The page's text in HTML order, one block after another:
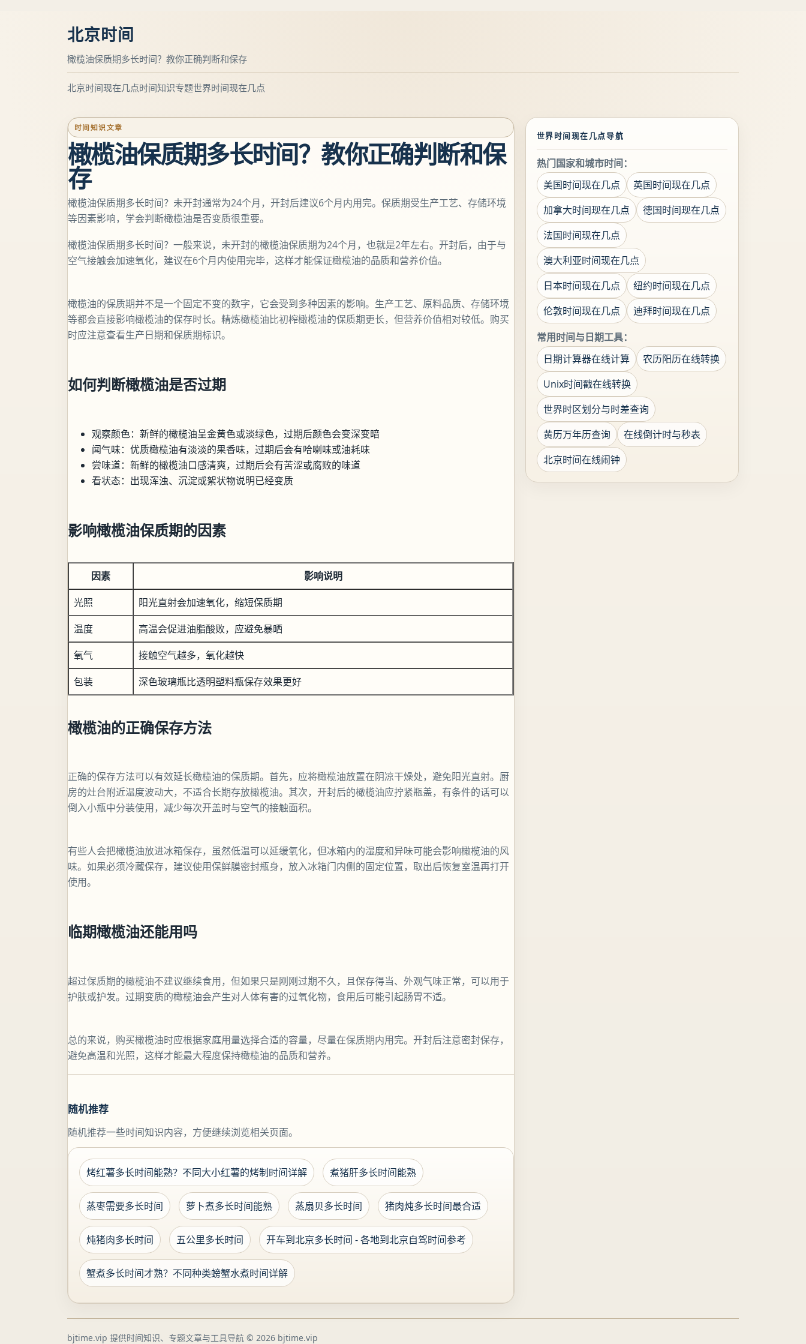
北京时间
橄榄油保质期多长时间？教你正确判断和保存
北京时间现在几点时间知识专题世界时间现在几点
时间知识文章
橄榄油保质期多长时间？教你正确判断和保
存
橄榄油保质期多长时间？未开封通常为24个月，开封后建议6个月内用完。保质期受生产工艺、存储环境
等因素影响，学会判断橄榄油是否变质很重要。
橄榄油保质期多长时间？一般来说，未开封的橄榄油保质期为24个月，也就是2年左右。开封后，由于与
空气接触会加速氧化，建议在6个月内使用完毕，这样才能保证橄榄油的品质和营养价值。
橄榄油的保质期并不是一个固定不变的数字，它会受到多种因素的影响。生产工艺、原料品质、存储环境
等都会直接影响橄榄油的保存时长。精炼橄榄油比初榨橄榄油的保质期更长，但营养价值相对较低。购买
时应注意查看生产日期和保质期标识。
如何判断橄榄油是否过期
观察颜色：新鲜的橄榄油呈金黄色或淡绿色，过期后颜色会变深变暗
闻气味：优质橄榄油有淡淡的果香味，过期后会有哈喇味或油耗味
尝味道：新鲜的橄榄油口感清爽，过期后会有苦涩或腐败的味道
看状态：出现浑浊、沉淀或絮状物说明已经变质
影响橄榄油保质期的因素
因素
影响说明
光照
阳光直射会加速氧化，缩短保质期
温度
高温会促进油脂酸败，应避免暴晒
氧气
接触空气越多，氧化越快
包装
深色玻璃瓶比透明塑料瓶保存效果更好
橄榄油的正确保存方法
正确的保存方法可以有效延长橄榄油的保质期。首先，应将橄榄油放置在阴凉干燥处，避免阳光直射。厨
房的灶台附近温度波动大，不适合长期存放橄榄油。其次，开封后的橄榄油应拧紧瓶盖，有条件的话可以
倒入小瓶中分装使用，减少每次开盖时与空气的接触面积。
有些人会把橄榄油放进冰箱保存，虽然低温可以延缓氧化，但冰箱内的湿度和异味可能会影响橄榄油的风
味。如果必须冷藏保存，建议使用保鲜膜密封瓶身，放入冰箱门内侧的固定位置，取出后恢复室温再打开
使用。
临期橄榄油还能用吗
超过保质期的橄榄油不建议继续食用，但如果只是刚刚过期不久，且保存得当、外观气味正常，可以用于
护肤或护发。过期变质的橄榄油会产生对人体有害的过氧化物，食用后可能引起肠胃不适。
总的来说，购买橄榄油时应根据家庭用量选择合适的容量，尽量在保质期内用完。开封后注意密封保存，
避免高温和光照，这样才能最大程度保持橄榄油的品质和营养。
随机推荐
随机推荐一些时间知识内容，方便继续浏览相关页面。
烤红薯多长时间能熟？不同大小红薯的烤制时间详解 煮猪肝多长时间能熟
蒸枣需要多长时间 萝卜煮多长时间能熟 蒸扇贝多长时间 猪肉炖多长时间最合适
炖猪肉多长时间 五公里多长时间 开车到北京多长时间 - 各地到北京自驾时间参考
蟹煮多长时间才熟？不同种类螃蟹水煮时间详解
世界时间现在几点导航
热门国家和城市时间：
美国时间现在几点
英国时间现在几点
加拿大时间现在几点
德国时间现在几点
法国时间现在几点
澳大利亚时间现在几点
日本时间现在几点
纽约时间现在几点
伦敦时间现在几点
迪拜时间现在几点
常用时间与日期工具：
日期计算器在线计算
农历阳历在线转换
Unix时间戳在线转换
世界时区划分与时差查询
黄历万年历查询
在线倒计时与秒表
北京时间在线闹钟
bjtime.vip 提供时间知识、专题文章与工具导航 © 2026 bjtime.vip